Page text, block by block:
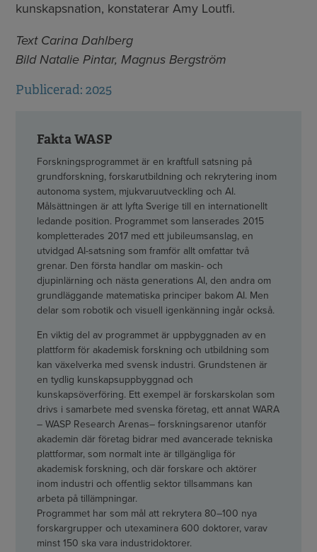
kunskapsnation, konstaterar Amy Loutfi.
Text Carina Dahlberg
Bild Natalie Pintar, Magnus Bergström
Publicerad: 2025
Fakta WASP
Forskningsprogrammet är en kraftfull satsning på
grundforskning, forskarutbildning och rekrytering inom
autonoma system, mjukvaruutveckling och AI.
Målsättningen är att lyfta Sverige till en internationellt
ledande position. Programmet som lanserades 2015
kompletterades 2017 med ett jubileumsanslag, en
utvidgad AI-satsning som framför allt omfattar två
grenar. Den första handlar om maskin- och
djupinlärning och nästa generations AI, den andra om
grundläggande matematiska principer bakom AI. Men
delar som robotik och visuell igenkänning ingår också.
En viktig del av programmet är uppbyggnaden av en
plattform för akademisk forskning och utbildning som
kan växelverka med svensk industri. Grundstenen är
en tydlig kunskapsuppbyggnad och
kunskapsöverföring. Ett exempel är forskarskolan som
drivs i samarbete med svenska företag, ett annat WARA
– WASP Research Arenas– forskningsarenor utanför
akademin där företag bidrar med avancerade tekniska
plattformar, som normalt inte är tillgängliga för
akademisk forskning, och där forskare och aktörer
inom industri och offentlig sektor tillsammans kan
arbeta på tillämpningar.
Programmet har som mål att rekrytera 80–100 nya
forskargrupper och utexaminera 600 doktorer, varav
minst 150 ska vara industridoktorer.